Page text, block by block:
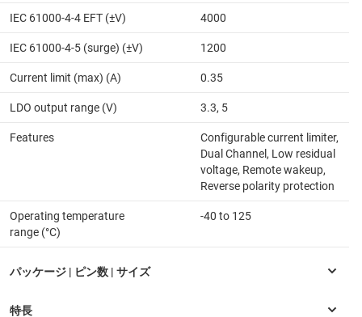
IEC 61000-4-4 EFT (±V) 4000
IEC 61000-4-5 (surge) (±V) 1200
Current limit (max) (A) 0.35
LDO output range (V) 3.3, 5
Features
Configurable current limiter,
Dual Channel, Low residual
voltage, Remote wakeup,
Reverse polarity protection
Operating temperature
range (°C)
-40 to 125